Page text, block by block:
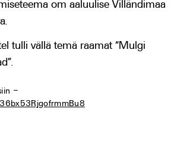
om aaluulise Villändimaa
tulli vällä temä raamat “Mulgi
–